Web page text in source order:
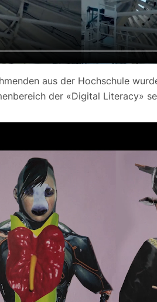
aus der Hochschule
der «Digital Literacy»